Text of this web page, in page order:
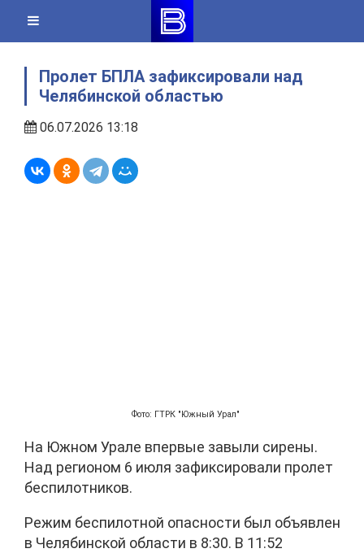
content
Пролет БПЛА зафиксировали над
Челябинской областью
06.07.2026 13:18
Фото: ГТРК "Южный Урал"
На Южном Урале впервые завыли сирены.
Над регионом 6 июля зафиксировали пролет
беспилотников.
Режим беспилотной опасности был объявлен
в Челябинской области в 8:30. В 11:52